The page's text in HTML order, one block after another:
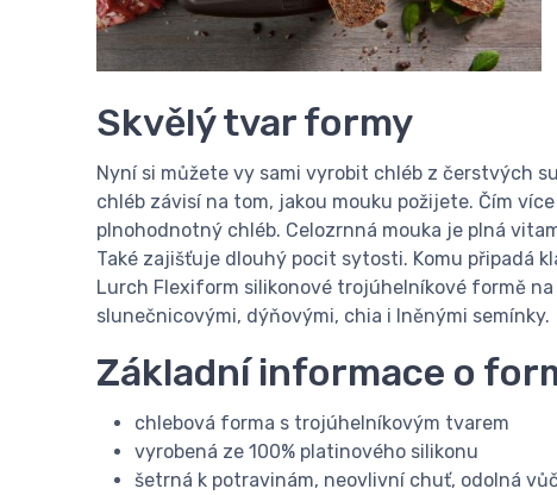
Skvělý tvar formy
Nyní si můžete vy sami vyrobit chléb z čerstvých
chléb závisí na tom, jakou mouku požijete. Čím
plnohodnotný chléb. Celozrnná mouka je plná
Také zajišťuje dlouhý pocit sytosti. Komu připadá
Lurch Flexiform silikonové trojúhelníkové formě
slunečnicovými, dýňovými, chia i lněnými semínky.
Základní informace o
chlebová forma s trojúhelníkovým tvarem
vyrobená ze 100% platinového silikonu
šetrná k potravinám, neovlivní chuť, odolná